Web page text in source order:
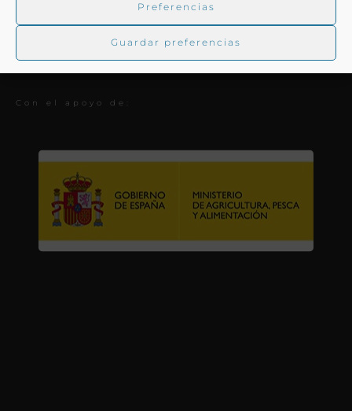
Preferencias
Guardar preferencias
La RAG
Con el apoyo de: